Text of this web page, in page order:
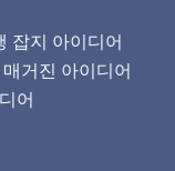
잡지 아이디어
거진 아이디어
어